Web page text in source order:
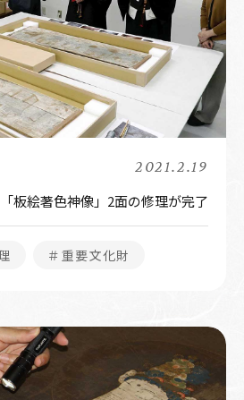
2021.2.19
板絵著色神像」2面の修理が完了
＃重要文化財